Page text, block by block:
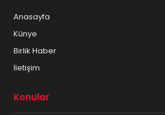
Anasayfa
Künye
Birlik Haber
İletişim
Konular